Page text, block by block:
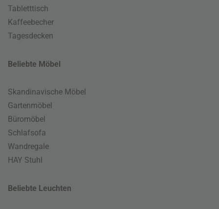
Tabletttisch
Kaffeebecher
Tagesdecken
Beliebte Möbel
Skandinavische Möbel
Gartenmöbel
Büromöbel
Schlafsofa
Wandregale
HAY Stuhl
Beliebte Leuchten